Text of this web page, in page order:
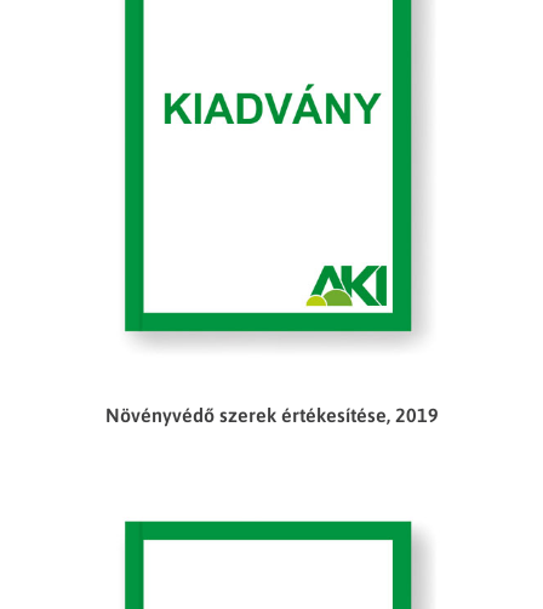
Növényvédő szerek értékesítése, 2019